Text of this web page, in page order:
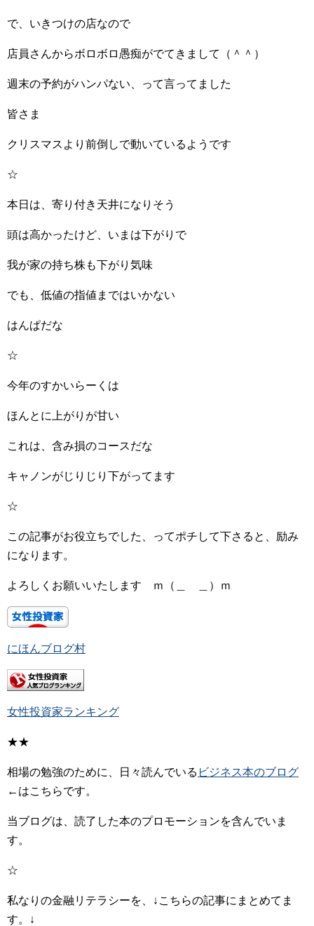
で、いきつけの店なので
店員さんからボロボロ愚痴がでてきまして（＾＾）
週末の予約がハンパない、って言ってました
皆さま
クリスマスより前倒しで動いているようです
☆
本日は、寄り付き天井になりそう
頭は高かったけど、いまは下がりで
我が家の持ち株も下がり気味
でも、低値の指値まではいかない
はんぱだな
☆
今年のすかいらーくは
ほんとに上がりが甘い
これは、含み損のコースだな
キャノンがじりじり下がってます
☆
この記事がお役立ちでした、ってポチして下さると、励み
になります。
よろしくお願いいたします ｍ（＿ ＿）ｍ
にほんブログ村
女性投資家ランキング
★★
相場の勉強のために、日々読んでいる ビジネス本のブログ
←はこちらです。
当ブログは、読了した本のプロモーションを含んでいま
す。
☆
私なりの金融リテラシーを、↓こちらの記事にまとめてま
す。↓